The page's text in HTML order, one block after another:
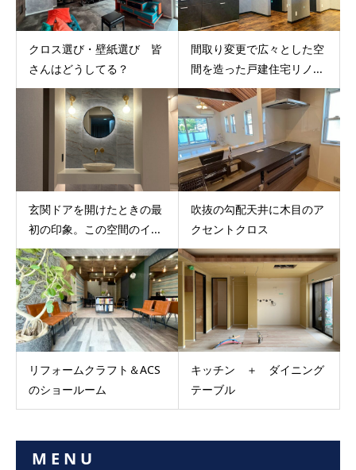
クロス選び・壁紙選び 皆
さんはどうしてる？
間取り変更で広々とした空
間を造った戸建住宅リノ...
玄関ドアを開けたときの最
初の印象。この空間のイ...
吹抜の勾配天井に木目のア
クセントクロス
リフォームクラフト＆ACS
のショールーム
キッチン ＋ ダイニング
テーブル
M E N U